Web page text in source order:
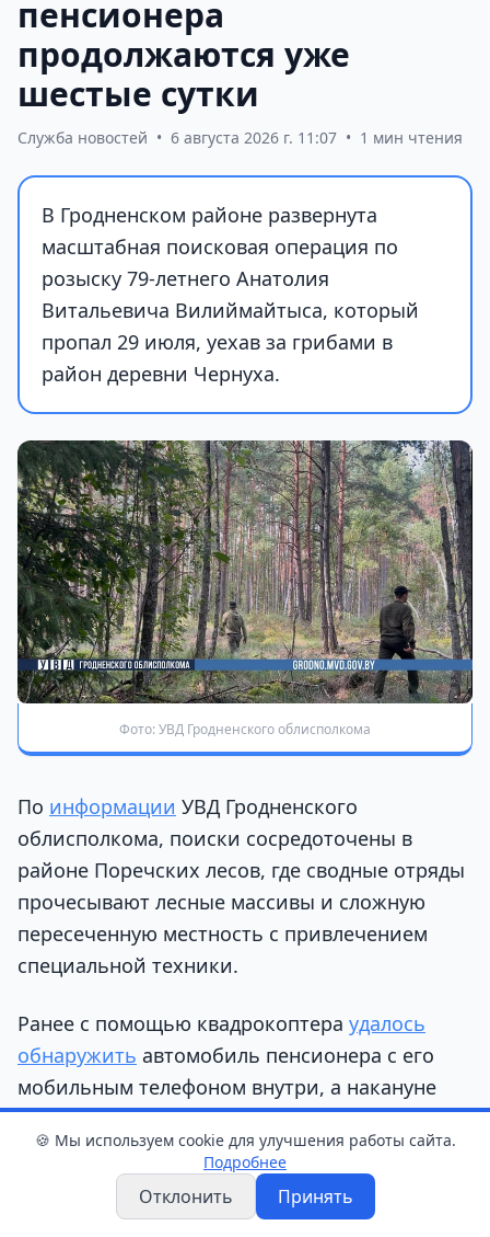
пенсионера
продолжаются уже
шестые сутки
Служба новостей • 6 августа 2026 г. 11:07 • 1 мин чтения
В Гродненском районе развернута
масштабная поисковая операция по
розыску 79-летнего Анатолия
Витальевича Вилиймайтыса, который
пропал 29 июля, уехав за грибами в
район деревни Чернуха.
Фото: УВД Гродненского облисполкома
По информации УВД Гродненского
облисполкома, поиски сосредоточены в
районе Поречских лесов, где сводные отряды
прочесывают лесные массивы и сложную
пересеченную местность с привлечением
специальной техники.
Ранее с помощью квадрокоптера удалось
обнаружить автомобиль пенсионера с его
мобильным телефоном внутри, а накануне
поисковики сделали еще одну важную
находку — в 600 метрах от машины в густой
траве лежалголовной убор, который
знакомые подтвердили как принадлежащий
🍪 Мы используем cookie для улучшения работы сайта.
Подробнее
Отклонить Принять